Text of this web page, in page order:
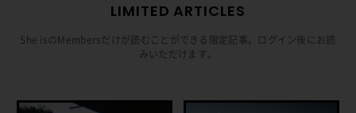
LIMITED ARTICLES
She isのMembersだけが読むことができる限定記事。ログイン後にお読
みいただけます。